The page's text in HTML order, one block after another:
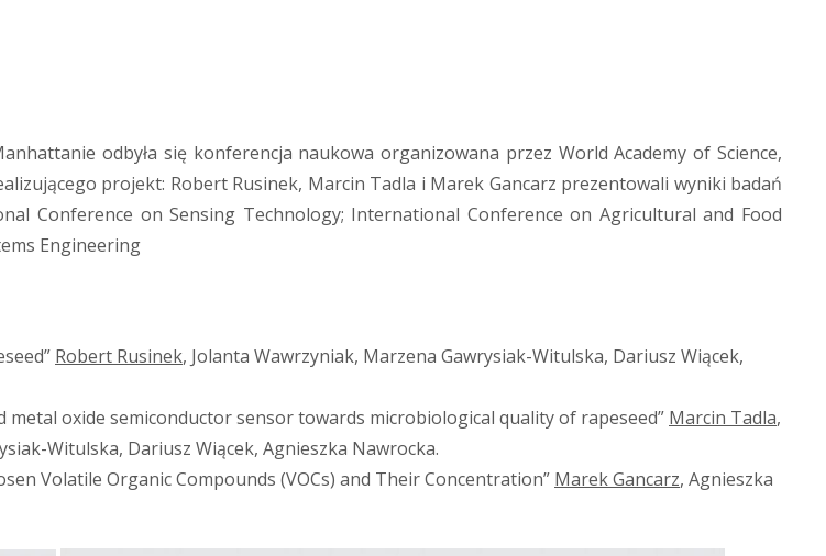
odbyła się konferencja naukowa organizowana przez World Academy of Science,
projekt: Robert Rusinek, Marcin Tadla i Marek Gancarz prezentowali wyniki badań
Conference on Sensing Technology; International Conference on Agricultural and Food
Engineering
Robert Rusinek, Jolanta Wawrzyniak, Marzena Gawrysiak-Witulska, Dariusz Wiącek,
oxide semiconductor sensor towards microbiological quality of rapeseed” Marcin Tadla,
Witulska, Dariusz Wiącek, Agnieszka Nawrocka.
Volatile Organic Compounds (VOCs) and Their Concentration” Marek Gancarz, Agnieszka